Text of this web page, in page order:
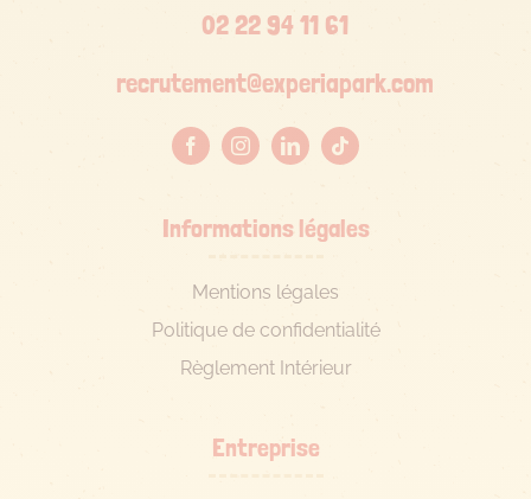
02 22 94 11 61
recrutement@experiapark.com
Informations légales
Mentions légales
Politique de confidentialité
Règlement Intérieur
Entreprise